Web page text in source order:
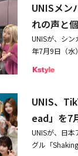
デートなの」
ょ？」という
（=Top）の
る。本楽曲に
て「今作では
た。これまで
学反応を起
少女たちのき
まれ」 「
「借りてきた
ナル曲「
女A」で海外
掛け、少女の
ップジャンル
み出す新世代
までショート
期待が高まる
ろう。SNSを
る。そして、
ョンマークで
UNISメン
れの声と
UNISが、シ
年7月9日（水
d」は、「
し、自ら指揮
ム・ソウォ
る。今回、話
ンによるスペ
すすめスポッ
UNIS、
ead」を7
UNISが、日
グル「